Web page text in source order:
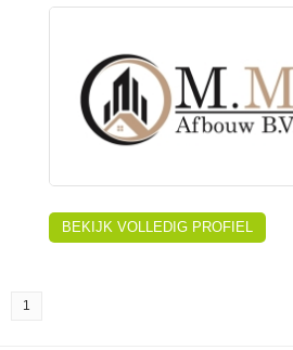
BEKIJK VOLLEDIG PROFIEL
1